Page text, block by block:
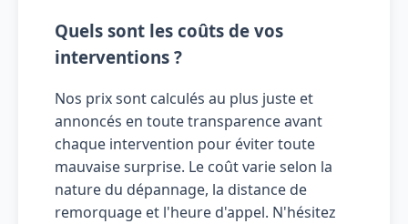
Quels sont les coûts de vos
interventions ?
Nos prix sont calculés au plus juste et
annoncés en toute transparence avant
chaque intervention pour éviter toute
mauvaise surprise. Le coût varie selon la
nature du dépannage, la distance de
remorquage et l'heure d'appel. N'hésitez